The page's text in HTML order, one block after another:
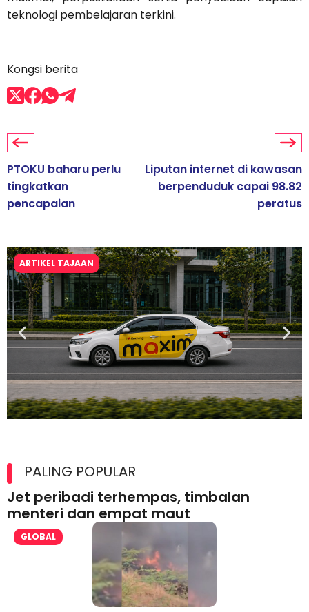
teknologi pembelajaran terkini.
Kongsi berita
PTOKU baharu perlu
tingkatkan
pencapaian
Liputan internet di kawasan
berpenduduk capai 98.82
peratus
ARTIKEL TAJAAN
lesen separuh pertama 2026
PALING POPULAR
Jet peribadi terhempas, timbalan
menteri dan empat maut
GLOBAL